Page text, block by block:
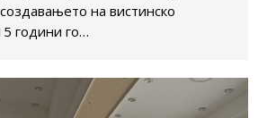
на вистинско
години го…